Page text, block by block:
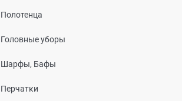
Полотенца
Головные уборы
Шарфы, Бафы
Перчатки